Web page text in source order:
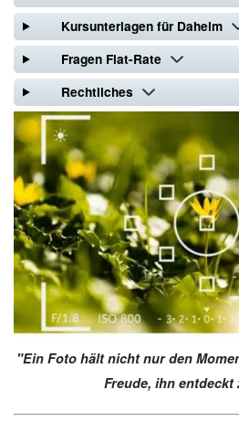
Kursunterlagen für Daheim
Fragen Flat-Rate
Rechtliches
"Ein Foto hält nicht nur den
Freude, ihn entdeckt